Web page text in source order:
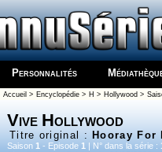
Personnalités
Accueil > Encyclopédie> H > Hollywood >
Vive Hollywood
Titre original : Hooray For
Saison 1 - Episode 1 | N° dans la série :